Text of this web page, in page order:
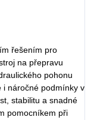
řešením pro
na přepravu
pohonu
i náročné podmínky v
stabilitu a snadné
pomocníkem při